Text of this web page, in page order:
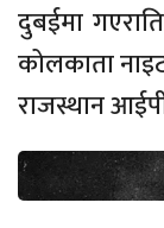
दुबईमा
कोलकाता
राजस्थान